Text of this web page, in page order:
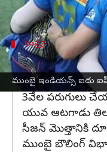
ముంబై ఇండియన్స్ ఐదు
బుమ్రా
ఐపీఎల్ సీజన్‌కు
ఇషాన్ కిషన్ 14
3వేల పరుగులు
యువ ఆటగాడు
సీజన్ మొత్తానికి
ముంబై బౌలింగ్